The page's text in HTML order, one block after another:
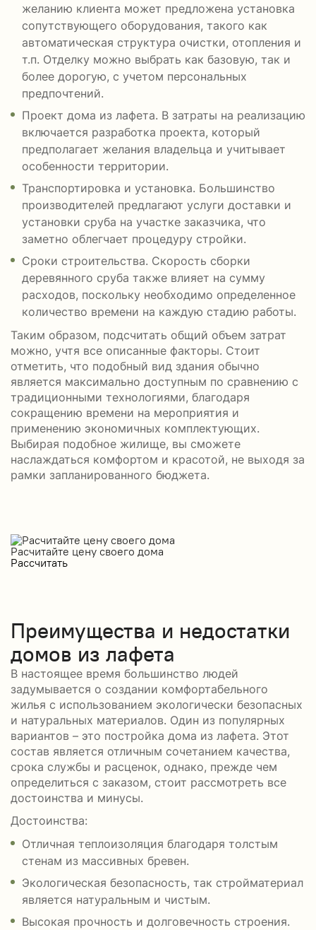
желанию клиента может предложена установка
сопутствующего оборудования, такого как
автоматическая структура очистки, отопления и
т.п. Отделку можно выбрать как базовую, так и
более дорогую, с учетом персональных
предпочтений.
Проект дома из лафета. В затраты на реализацию
включается разработка проекта, который
предполагает желания владельца и учитывает
особенности территории.
Транспортировка и установка. Большинство
производителей предлагают услуги доставки и
установки сруба на участке заказчика, что
заметно облегчает процедуру стройки.
Сроки строительства. Скорость сборки
деревянного сруба также влияет на сумму
расходов, поскольку необходимо определенное
количество времени на каждую стадию работы.
Таким образом, подсчитать общий объем затрат
можно, учтя все описанные факторы. Стоит
отметить, что подобный вид здания обычно
является максимально доступным по сравнению с
традиционными технологиями, благодаря
сокращению времени на мероприятия и
применению экономичных комплектующих.
Выбирая подобное жилище, вы сможете
наслаждаться комфортом и красотой, не выходя за
рамки запланированного бюджета.
Расчитайте цену своего дома
Рассчитать
Преимущества и недостатки
домов из лафета
В настоящее время большинство людей
задумывается о создании комфортабельного
жилья с использованием экологически безопасных
и натуральных материалов. Один из популярных
вариантов – это постройка дома из лафета. Этот
состав является отличным сочетанием качества,
срока службы и расценок, однако, прежде чем
определиться с заказом, стоит рассмотреть все
достоинства и минусы.
Достоинства:
Отличная теплоизоляция благодаря толстым
стенам из массивных бревен.
Экологическая безопасность, так стройматериал
является натуральным и чистым.
Высокая прочность и долговечность строения.